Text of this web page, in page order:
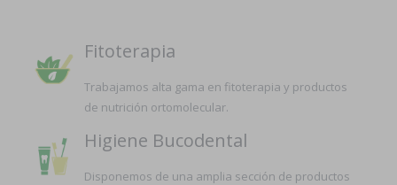
Fitoterapia
Trabajamos alta gama en fitoterapia y productos
de nutrición ortomolecular.
Higiene Bucodental
Disponemos de una amplia sección de productos